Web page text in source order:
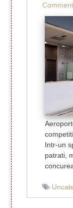
Comment
Intr-un
patrati,